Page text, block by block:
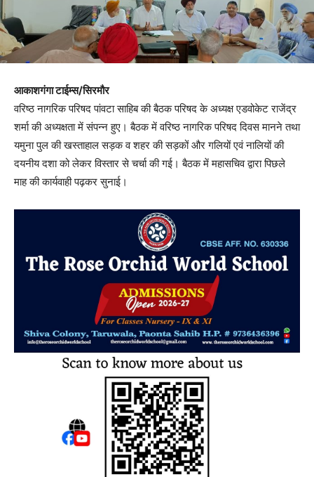
आकाशगंगा टाईम्स/सिरमौर
वरिष्ठ नागरिक परिषद पांवटा साहिब की बैठक परिषद के अध्यक्ष एडवोकेट राजेंद्र
शर्मा की अध्यक्षता में संपन्न हुए। बैठक में वरिष्ठ नागरिक परिषद दिवस मानने तथा
यमुना पुल की खस्ताहाल सड़क व शहर की सड़कों और गलियों एवं नालियों की
दयनीय दशा को लेकर विस्तार से चर्चा की गई। बैठक में महासचिव द्वारा पिछले
माह की कार्यवाही पढ़कर सुनाई।